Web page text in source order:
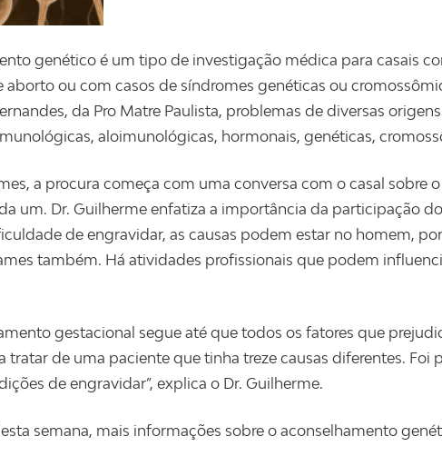
genético é um tipo de investigação médica para casais
aborto ou com casos de síndromes genéticas ou
da Pro Matre Paulista, problemas de diversas
aloimunológicas, hormonais, genéticas,
a procura começa com uma conversa com o casal sobre
um. Dr. Guilherme enfatiza a importância da participação
de engravidar, as causas podem estar no homem,
também. Há atividades profissionais que podem
gestacional segue até que todos os fatores que
tratar de uma paciente que tinha treze causas diferentes. Foi
de engravidar”, explica o Dr. Guilherme.
semana, mais informações sobre o aconselhamento